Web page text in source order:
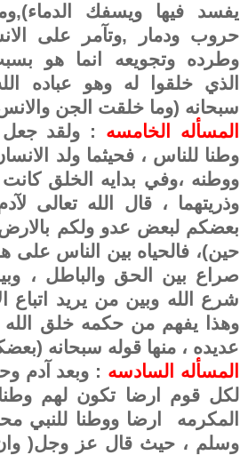
يفسد فيها ويسفك
حروب ودمار ,وتآمر على
وطرده وتجويعه انما هو
الذي خلقوا له وهو عباده
سبحانه (وما خلقت الجن والانس
المسأله الخامسه : ولقد جعل
وطنا للناس ، فحيثما ولد
ووطنه ،وفي بدايه الخلق
وذريتهما ، قال الله تعالى
بعضكم لبعض عدو ولكم
حين)، فالحياه بين الناس على
صراع بين الحق والباطل ،
شرع الله وبين من يريد اتباع
وهذا يفهم من حكمه خلق الله
عديده ، منها قوله سبحانه
المسأله السادسه : وبعد آدم
لكل قوم ارضا تكون لهم
المكرمه ارضا ووطنا للنبي
وسلم ، حيث قال عز وجل( وان